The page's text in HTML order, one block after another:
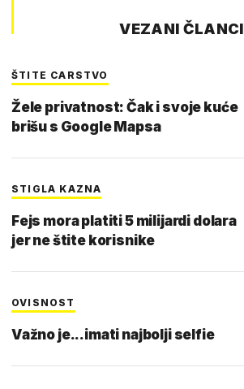
VEZANI ČLANCI
ŠTITE CARSTVO
Žele privatnost: Čak i svoje kuće
brišu s Google Mapsa
STIGLA KAZNA
Fejs mora platiti 5 milijardi dolara
jer ne štite korisnike
OVISNOST
Važno je...imati najbolji selfie